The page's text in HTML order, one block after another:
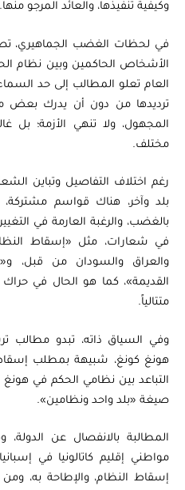
وكيفية تنفيذها، والعائد المرجو منها.
في لحظات الغضب الجماهيري،
الأشخاص الحاكمين وبين نظام
العام تعلو المطالب إلى حد
ترديدها من دون أن يدرك بعض
المجهول، ولا تنهي الأزمة؛ بل
مختلف.
رغم اختلاف التفاصيل وتباين
بلد وآخر، هناك قواسم مشتركة،
بالغضب، والرغبة العارمة في
في شعارات، مثل «إسقاط
والعراق والسودان من قبل،
متتالياً.
وفي السياق ذاته، تبدو مطالب
هونغ كونغ، شبيهة بمطلب إسقاط
التباعد بين نظامي الحكم في هونغ
صيغة «بلد واحد ونظامين».
المطالبة بالانفصال عن
مواطني إقليم كاتالونيا في
إسقاط النظام، والإطاحة به،